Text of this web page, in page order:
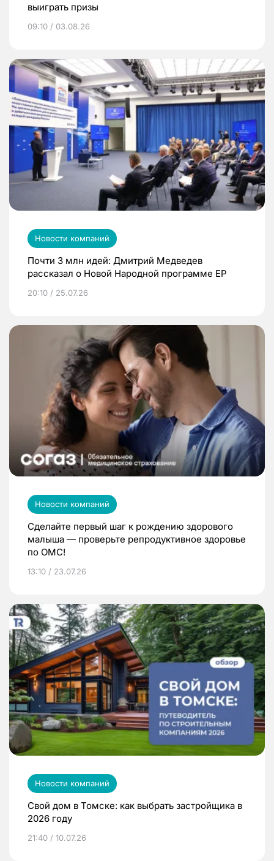
выиграть призы
09:10 / 03.08.26
Новости компаний
Почти 3 млн идей: Дмитрий Медведев
рассказал о Новой Народной программе ЕР
20:10 / 25.07.26
Новости компаний
Сделайте первый шаг к рождению здорового
малыша — проверьте репродуктивное здоровье
по ОМС!
13:10 / 23.07.26
Новости компаний
Свой дом в Томске: как выбрать застройщика в
2026 году
21:40 / 10.07.26